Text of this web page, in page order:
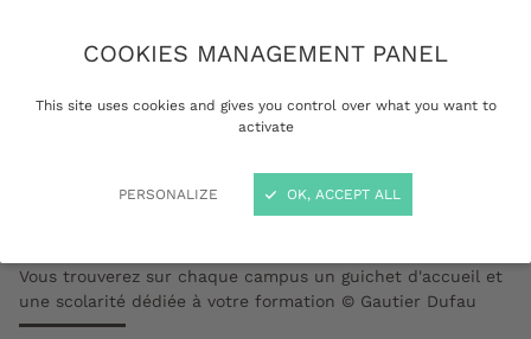
COOKIES MANAGEMENT PANEL
This site uses cookies and gives you control over what you want to
activate
PERSONALIZE OK, ACCEPT ALL
Vous trouverez sur chaque campus un guichet d'accueil et
une scolarité dédiée à votre formation © Gautier Dufau